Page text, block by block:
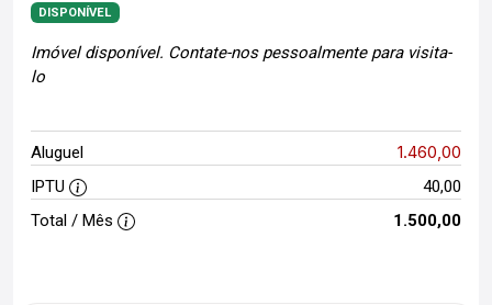
DISPONÍVEL
Imóvel disponível. Contate-nos pessoalmente para visita-
lo
Aluguel 1.460,00
IPTU
40,00
Total / Mês
1.500,00